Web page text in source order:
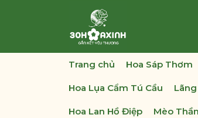
Trang chủ Hoa Sáp Thơm
Hoa Lụa Cẩm Tú Cầu
Hoa Lan Hồ Điệp Mèo